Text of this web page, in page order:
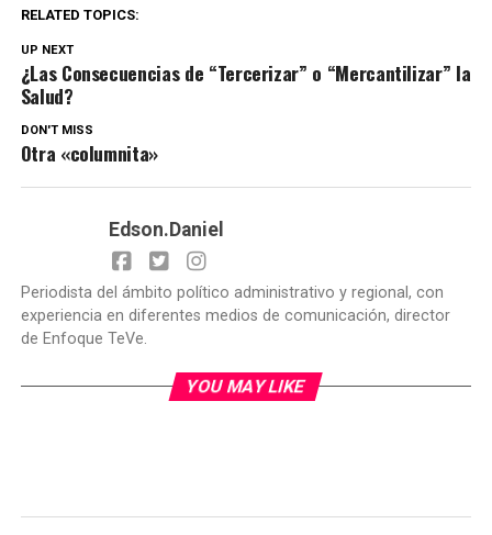
RELATED TOPICS:
UP NEXT
¿Las Consecuencias de “Tercerizar” o “Mercantilizar” la
Salud?
DON'T MISS
Otra «columnita»
Edson.Daniel
Periodista del ámbito político administrativo y regional, con
experiencia en diferentes medios de comunicación, director
de Enfoque TeVe.
YOU MAY LIKE